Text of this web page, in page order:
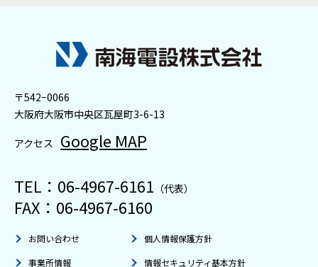
〒542−0066
⼤阪府大阪市中央区瓦屋町3-6-13
アクセス
Google MAP
TEL： 06-4967-6161 （代表）
FAX：06-4967-6160
お問い合わせ
個人情報保護方針
事業所情報
情報セキュリティ基本方針